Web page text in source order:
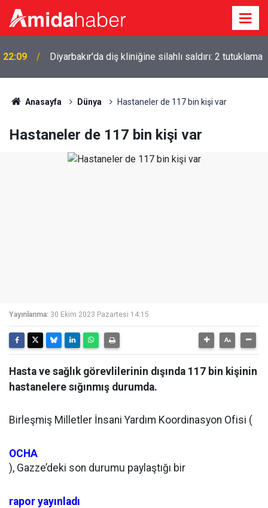
22:09 Diyarbakır'da diş kliniğine silahlı saldırı: 2 tutuklama
Anasayfa Dünya Hastaneler de 117 bin kişi var
Hastaneler de 117 bin kişi var
Yayınlanma: 30 Ekim 2023 Pazartesi 14:15
Hasta ve sağlık görevlilerinin dışında 117 bin kişinin
hastanelere sığınmış durumda.
Birleşmiş Milletler İnsani Yardım Koordinasyon Ofisi (
OCHA
), Gazze’deki son durumu paylaştığı bir
rapor yayınladı